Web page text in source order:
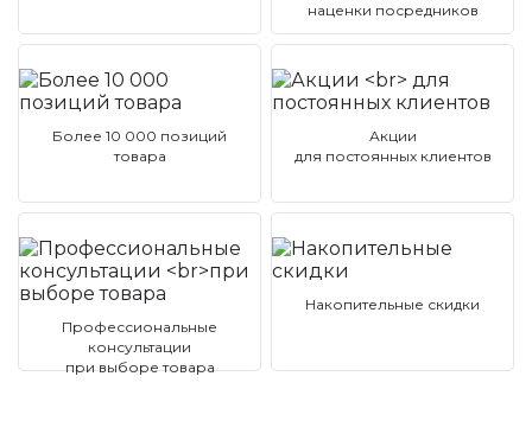
наценки посредников
Более 10 000 позиций
товара
Акции
для постоянных клиентов
Профессиональные
консультации
при выборе товара
Накопительные скидки